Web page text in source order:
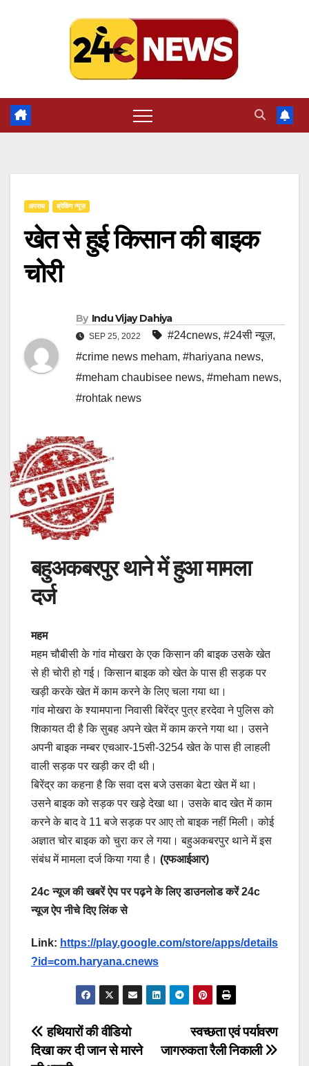
अपराध ब्रेकिंग न्यूज़
खेत से हुई किसान की बाइक
चोरी
By Indu Vijay Dahiya
SEP 25, 2022 #24cnews, #24सी न्यूज़,
#crime news meham, #hariyana news,
#meham chaubisee news, #meham news,
#rohtak news
बहुअकबरपुर थाने में हुआ मामला
दर्ज
महम
महम चौबीसी के गांव मोखरा के एक किसान की बाइक उसके खेत
से ही चोरी हो गई। किसान बाइक को खेत के पास ही सड़क पर
खड़ी करके खेत में काम करने के लिए चला गया था।
गांव मोखरा के श्यामपाना निवासी बिरेंद्र पुत्र हरदेवा ने पुलिस को
शिकायत दी है कि सुबह अपने खेत में काम करने गया था। उसने
अपनी बाइक नम्बर एचआर-15सी-3254 खेत के पास ही लाहली
वाली सड़क पर खड़ी कर दी थी।
बिरेंद्र का कहना है कि सवा दस बजे उसका बेटा खेत में था।
उसने बाइक को सड़क पर खड़े देखा था। उसके बाद खेत में काम
करने के बाद वे 11 बजे सड़क पर आए तो बाइक नहीं मिली। कोई
अज्ञात चोर बाइक को चुरा कर ले गया। बहुअकबरपुर थाने में इस
संबंध में मामला दर्ज किया गया है। (एफआईआर)
24c न्यूज की खबरें ऐप पर पढ़ने के लिए डाउनलोड करें 24c
न्यूज ऐप नीचे दिए लिंक से
Link: https://play.google.com/store/apps/details
?id=com.haryana.cnews
Post
स्वच्छता एवं पर्यावरण
जागरुकता रैली निकाली
हथियारों की वीडियो
दिखा कर दी जान से मारने